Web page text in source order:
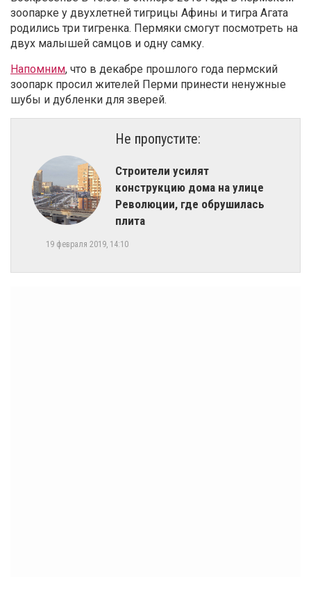
зоопарке у двухлетней тигрицы Афины и тигра Агата
родились три тигренка. Пермяки смогут посмотреть на
двух малышей самцов и одну самку.
Напомним, что в декабре прошлого года пермский
зоопарк просил жителей Перми принести ненужные
шубы и дубленки для зверей.
Не пропустите:
Строители усилят
конструкцию дома на улице
Революции, где обрушилась
плита
19 февраля 2019, 14:10